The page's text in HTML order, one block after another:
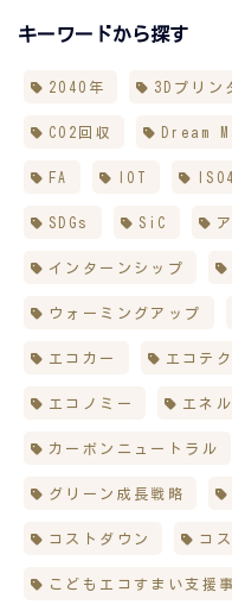
キーワードから探す
2040年 3Dプリン
CO2回収 Dream
FA IOT
SDGs SiC
インターンシップ
ウォーミングアップ
エコカー エコテク
エコノミー エネ
カーボンニュートラル
グリーン成長戦略
コストダウン コ
こどもエコすまい支援